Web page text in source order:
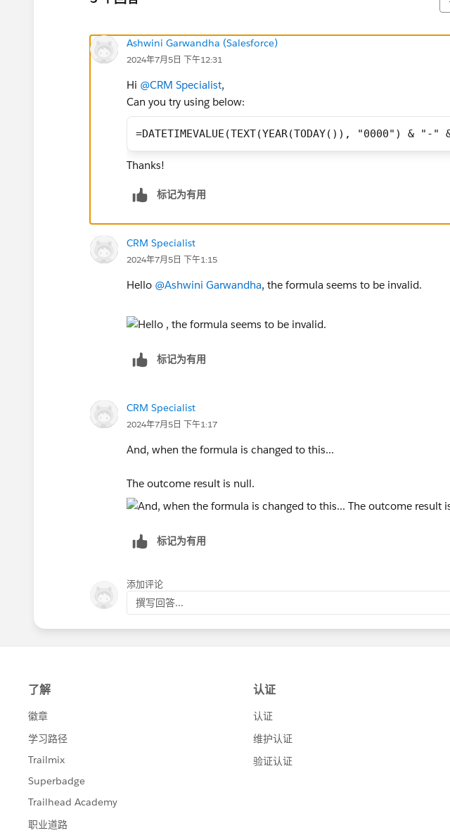
Ashwini Garwandha (Salesforce)
2024年7月5日 下午12:31
Hi @CRM Specialist,
Can you try using below:
=DATETIMEVALUE(TEXT(YEAR(TODAY()), "0000") &
Thanks!
标记为有用
CRM Specialist
2024年7月5日 下午1:15
Hello @Ashwini Garwandha, the formula seems to be invalid.
标记为有用
CRM Specialist
2024年7月5日 下午1:17
And, when the formula is changed to this...
The outcome result is null.
标记为有用
添加评论
撰写回答...